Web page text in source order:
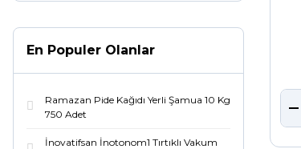
En Populer Olanlar
Ramazan Pide Kağıdı Yerli Şamua 10 Kg
750 Adet
İnovatifsan İnotonom1 Tırtıklı Vakum